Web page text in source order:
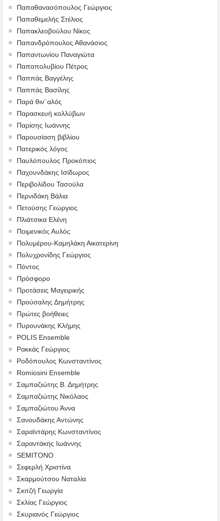
Παπαθανασόπουλος Γεώργιος
Παπαθεμελής Στέλιος
Παπακλεοβούλου Νίκος
Παπανδρόπουλος Αθανάσιος
Παπαντωνίου Παναγιώτα
Παπαπολυβίου Πέτρος
Παππάς Βαγγέλης
Παππάς Βασίλης
Παρά θιν’ αλός
Παρασκευή κολλύβων
Παρίσης Ιωάννης
Παρουσίαση βιβλίου
Πατερικός λόγος
Παυλόπουλος Προκόπιος
Παχουνδάκης Ισίδωρος
Περιβολίδου Τασούλα
Περνιδάκη Βάλια
Πετούσης Γεώργιος
Πλιάτσικα Ελένη
Ποιμενικός Αυλός
Πολυμέρου-Καμηλάκη Αικατερίνη
Πολυχρονίδης Γεώργιος
Πόντος
Πρόσφορο
Προτάσεις Μαγειρικής
Προύσαλης Δημήτρης
Πρώτες βοήθειες
Πυρουνάκης Κλήμης
POLIS Ensemble
Ρακκάς Γεώργιος
Ροδόπουλος Κωνσταντίνος
Romiosini Ensemble
Σαμπαζιώτης Β. Δημήτρης
Σαμπαζιώτης Νικόλαος
Σαμπαζιώτου Άννα
Σανουδάκης Αντώνης
Σαραϊντάρης Κωνσταντίνος
Σαραντάκης Ιωάννης
SEMITONO
Σεφερλή Χριστίνα
Σκαρμούτσου Ναταλία
Σκιτζή Γεωργία
Σκλίας Γεώργιος
Σκυριανός Γεώργιος